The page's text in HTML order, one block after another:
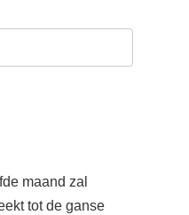
maand zal
tot de ganse